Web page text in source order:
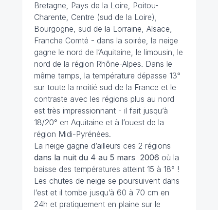
Bretagne, Pays de la Loire, Poitou-
Charente, Centre (sud de la Loire),
Bourgogne, sud de la Lorraine, Alsace,
Franche Comté - dans la soirée, la neige
gagne le nord de l’Aquitaine, le limousin, le
nord de la région Rhône-Alpes. Dans le
même temps, la température dépasse 13°
sur toute la moitié sud de la France et le
contraste avec les régions plus au nord
est très impressionnant - il fait jusqu’à
18/20° en Aquitaine et à l’ouest de la
région Midi-Pyrénées.
La neige gagne d’ailleurs ces 2 régions
dans la nuit du 4 au 5 mars 2006 où la
baisse des températures atteint 15 à 18° !
Les chutes de neige se poursuivent dans
l’est et il tombe jusqu’à 60 à 70 cm en
24h et pratiquement en plaine sur le